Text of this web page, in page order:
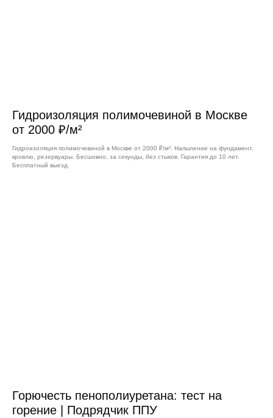
Гидроизоляция полимочевиной в Москве
от 2000 ₽/м²
Гидроизоляция полимочевиной в Москве от 2000 ₽/м². Напыление на фундамент,
кровлю, резервуары. Бесшовно, за секунды, без стыков. Гарантия до 10 лет.
Бесплатный выезд.
Горючесть пенополиуретана: тест на
горение | Подрядчик ППУ